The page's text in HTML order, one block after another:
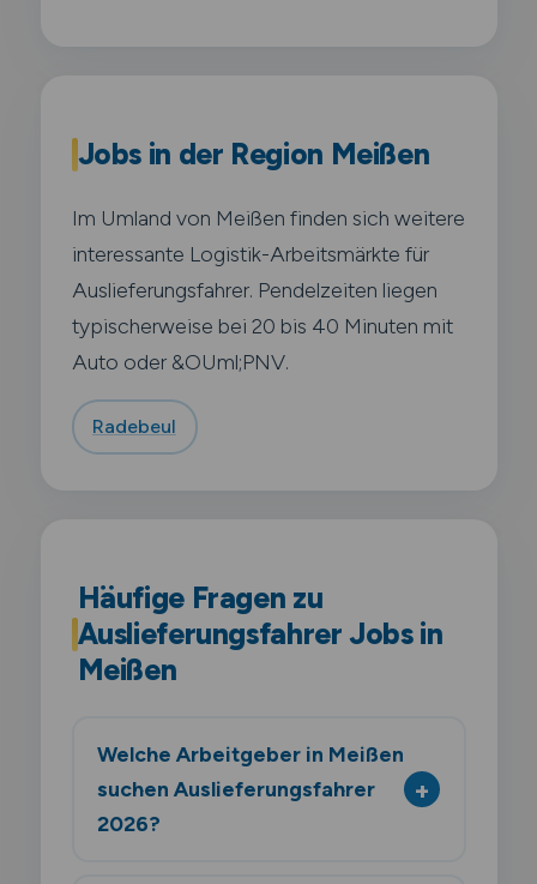
Jobs in der Region Meißen
Im Umland von Meißen finden sich weitere
interessante Logistik-Arbeitsmärkte für
Auslieferungsfahrer. Pendelzeiten liegen
typischerweise bei 20 bis 40 Minuten mit
Auto oder &OUml;PNV.
Radebeul
Häufige Fragen zu
Auslieferungsfahrer Jobs in
Meißen
Welche Arbeitgeber in Meißen
suchen Auslieferungsfahrer
2026?